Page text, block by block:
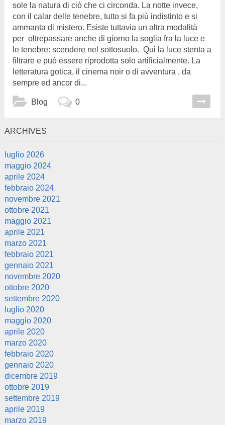
sole la natura di ciò che ci circonda. La notte invece,
con il calar delle tenebre, tutto si fa più indistinto e si
ammanta di mistero. Esiste tuttavia un altra modalità
per oltrepassare anche di giorno la soglia fra la luce e
le tenebre: scendere nel sottosuolo. Qui la luce stenta a
filtrare e può essere riprodotta solo artificialmente. La
letteratura gotica, il cinema noir o di avventura , da
sempre ed ancor di...
Blog 0
ARCHIVES
luglio 2026
maggio 2024
aprile 2024
febbraio 2024
novembre 2021
ottobre 2021
maggio 2021
aprile 2021
marzo 2021
febbraio 2021
gennaio 2021
novembre 2020
ottobre 2020
settembre 2020
luglio 2020
maggio 2020
aprile 2020
marzo 2020
febbraio 2020
gennaio 2020
dicembre 2019
ottobre 2019
settembre 2019
aprile 2019
marzo 2019